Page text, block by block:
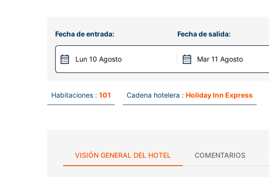
Fecha de entrada:
Lun 10 Agosto
Fecha de salida:
Mar 11 Agosto
Habitaciones : 101 Cadena hotelera : Holiday Inn Express
VISIÓN GENERAL DEL HOTEL COMENTARIOS